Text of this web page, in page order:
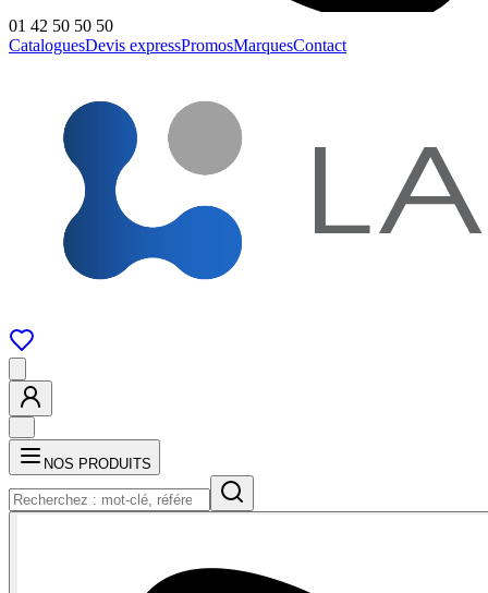
01 42 50 50 50
CataloguesDevis expressPromosMarquesContact
NOS PRODUITS